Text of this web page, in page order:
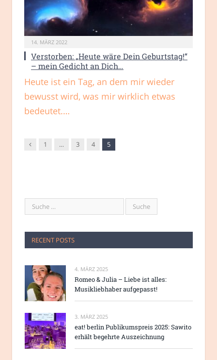
14. MÄRZ 2022
Verstorben: „Heute wäre Dein Geburtstag!“
– mein Gedicht an Dich…
Heute ist ein Tag, an dem mir wieder
bewusst wird, was mir wirklich etwas
bedeutet.…
Vorgänger
1 … 3 4 5
RECENT POSTS
4. MÄRZ 2025
Romeo & Julia – Liebe ist alles:
Musikliebhaber aufgepasst!
3. MÄRZ 2025
eat! berlin Publikumspreis 2025: Sawito
erhält begehrte Auszeichnung